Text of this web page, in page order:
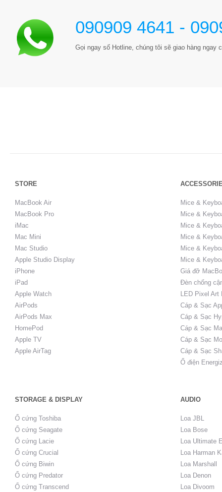
090909 4641 -
Gọi ngay số Hotline, chúng tôi sẽ giao hàng ngay
STORE
MacBook Air
MacBook Pro
iMac
Mac Mini
Mac Studio
Apple Studio Display
iPhone
iPad
Apple Watch
AirPods
AirPods Max
HomePod
Apple TV
Apple AirTag
Mice &
Mice &
Mice &
Mice &
Mice &
Mice &
Giá đỡ
Đèn chống
LED Pixel Art
Cáp & Sạc
Cáp & Sạc
Cáp & Sạc
Cáp & Sạc
Cáp & Sạc
Ổ điện
STORAGE & DISPLAY AUDIO
Ổ cứng Toshiba
Ổ cứng Seagate
Ổ cứng Lacie
Ổ cứng Crucial
Ổ cứng Biwin
Ổ cứng Predator
Ổ cứng Transcend
Loa JBL
Loa Bose
Loa Ultimate
Loa Harman
Loa Marshall
Loa Denon
Loa Divoom